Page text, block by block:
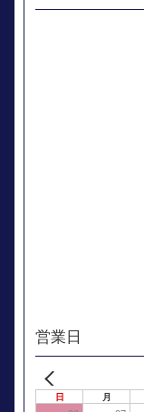
営業日
日 月